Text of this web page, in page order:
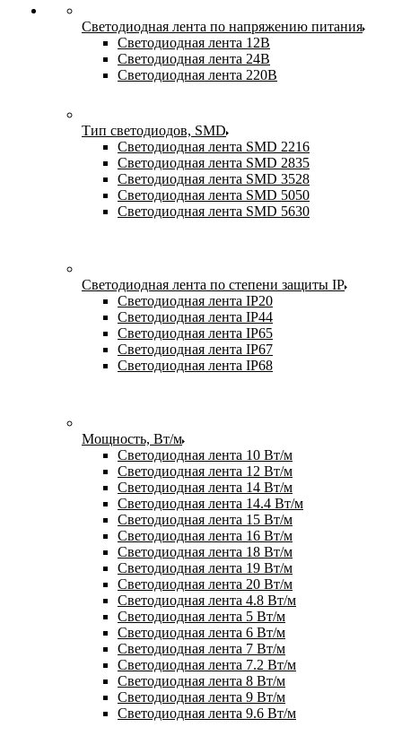
Светодиодная лента по напряжению питания
Светодиодная лента 12В
Светодиодная лента 24В
Светодиодная лента 220В
Тип светодиодов, SMD
Cветодиодная лента SMD 2216
Светодиодная лента SMD 2835
Светодиодная лента SMD 3528
Светодиодная лента SMD 5050
Светодиодная лента SMD 5630
Светодиодная лента по степени защиты IP
Светодиодная лента IP20
Светодиодная лента IP44
Светодиодная лента IP65
Светодиодная лента IP67
Светодиодная лента IP68
Мощность, Вт/м
Светодиодная лента 10 Вт/м
Светодиодная лента 12 Вт/м
Светодиодная лента 14 Вт/м
Светодиодная лента 14.4 Вт/м
Светодиодная лента 15 Вт/м
Светодиодная лента 16 Вт/м
Светодиодная лента 18 Вт/м
Светодиодная лента 19 Вт/м
Светодиодная лента 20 Вт/м
Светодиодная лента 4.8 Вт/м
Светодиодная лента 5 Вт/м
Светодиодная лента 6 Вт/м
Светодиодная лента 7 Вт/м
Светодиодная лента 7.2 Вт/м
Светодиодная лента 8 Вт/м
Светодиодная лента 9 Вт/м
Светодиодная лента 9.6 Вт/м